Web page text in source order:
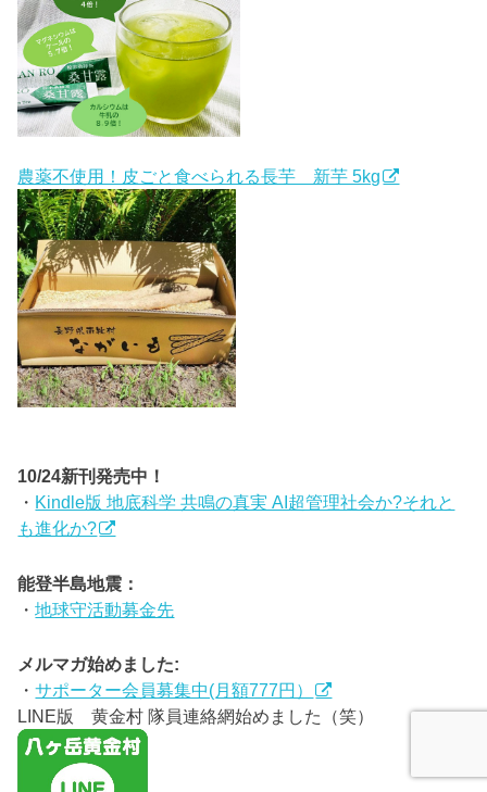
農薬不使用！皮ごと食べられる長芋 新芋 5kg
10/24新刊発売中！
・ Kindle版 地底科学 共鳴の真実 AI超管理社会か?それと
も進化か?
能登半島地震：
・地球守活動募金先
メルマガ始めました:
・サポーター会員募集中(月額777円）
LINE版 黄金村 隊員連絡網始めました（笑）